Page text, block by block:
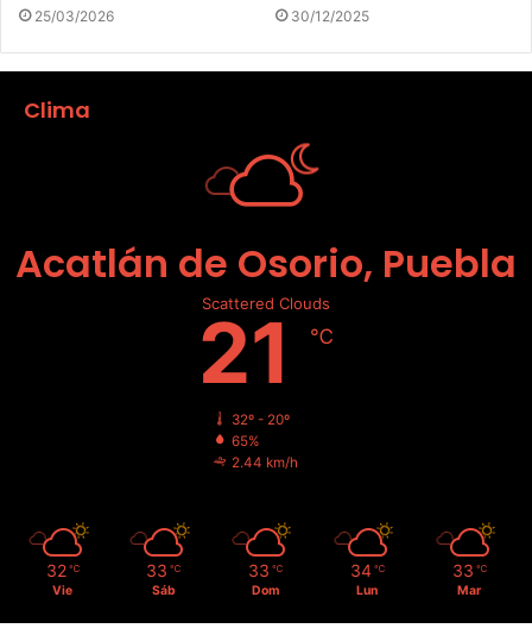
25/03/2026 30/12/2025
Clima
Acatlán de Osorio, Puebla
Scattered Clouds
21 ℃
32º - 20º
65%
2.44 km/h
32 ℃
Vie
33 ℃
Sáb
33 ℃
Dom
34 ℃
Lun
33 ℃
Mar